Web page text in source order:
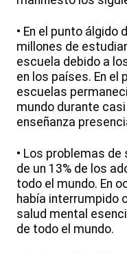
• En el punto álgido
millones de
escuela debido a
en los países. En el
escuelas
mundo durante
enseñanza
• Los problemas
de un 13% de los
todo el mundo. En
había interrumpido
salud mental
de todo el mundo.